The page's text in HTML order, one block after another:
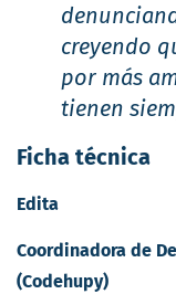
creyendo
por más
tienen
Ficha técnica
Edita
Coordinadora de
(Codehupy)